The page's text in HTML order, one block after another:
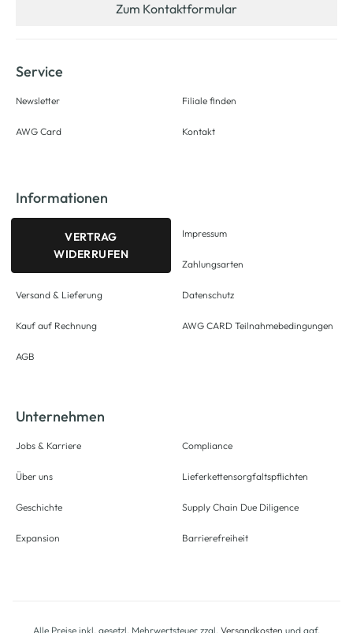
Zum Kontaktformular
Service
Newsletter
AWG Card
Filiale finden
Kontakt
Informationen
VERTRAG
WIDERRUFEN
Versand & Lieferung
Kauf auf Rechnung
AGB
Impressum
Zahlungsarten
Datenschutz
AWG CARD Teilnahmebedingungen
Unternehmen
Jobs & Karriere
Über uns
Geschichte
Expansion
Compliance
Lieferkettensorgfaltspflichten
Supply Chain Due Diligence
Barrierefreiheit
Alle Preise inkl. gesetzl. Mehrwertsteuer zzgl. Versandkosten und ggf.